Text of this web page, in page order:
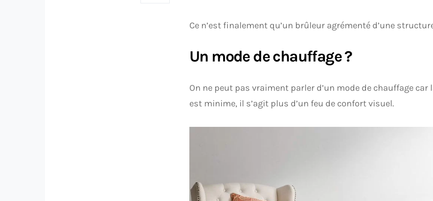
Ce n’est finalement qu’un brûleur agrémenté d’une
Un mode de chauffage ?
On ne peut pas vraiment parler d’un mode de chauffage
est minime, il s’agit plus d’un feu de confort visuel.